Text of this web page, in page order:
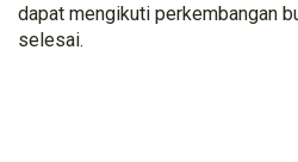
dapat mengikuti perkembangan
selesai.